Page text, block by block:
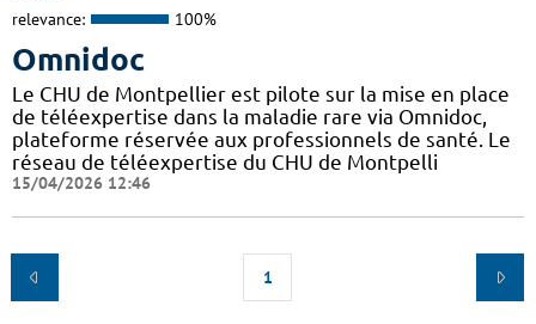
relevance: 100%
Omnidoc
Le CHU de Montpellier est pilote sur la mise en place
de téléexpertise dans la maladie rare via Omnidoc,
plateforme réservée aux professionnels de santé. Le
réseau de téléexpertise du CHU de Montpelli
15/04/2026 12:46
1